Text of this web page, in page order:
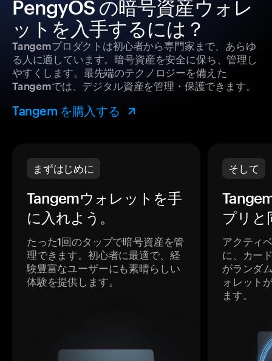
PengyOS の暗号資産ウォレ
ットを入手するには？
Tangemプロダクトは初心者から専門家まで、あらゆ
る人に適しています。暗号資産を安全に保ち、管理し
やすくします。最先端のテクノロジーを備えた
Tangemでは、デジタル資産を管理・保護できます。
Tangem を購入する
まずはじめに
Tangemウォレットを手
に入れよう。
たった1回のタップで暗号資産を管
理できます。初心者に最適で、経
験豊富なユーザーにも素晴らしい
体験を提供します。
そして
プリと
アクティ
に、カー
がランダ
ォレット
ます。